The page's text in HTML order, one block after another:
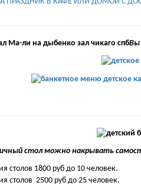
Вы
стол можно накрывать
столов 1800 руб до 10 человек.
столов 2500 руб до 25 человек.